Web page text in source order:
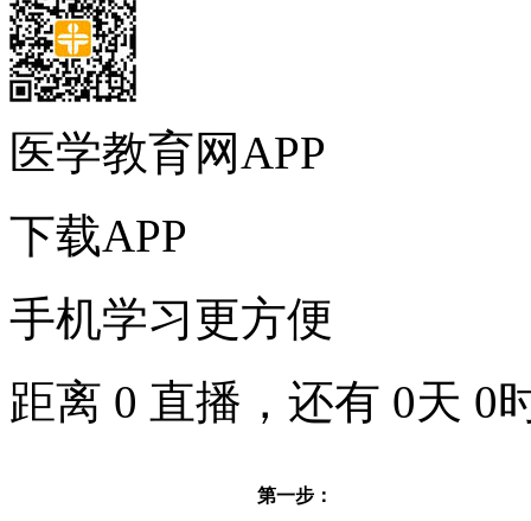
医学教育网APP
下载APP
手机学习更方便
距离 0 直播，还有 0天 0
第一步：